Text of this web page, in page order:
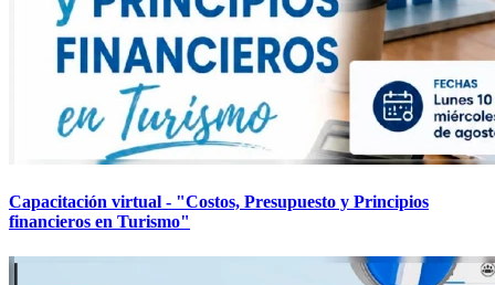
Capacitación virtual - "Costos, Presupuesto y Principios
financieros en Turismo"